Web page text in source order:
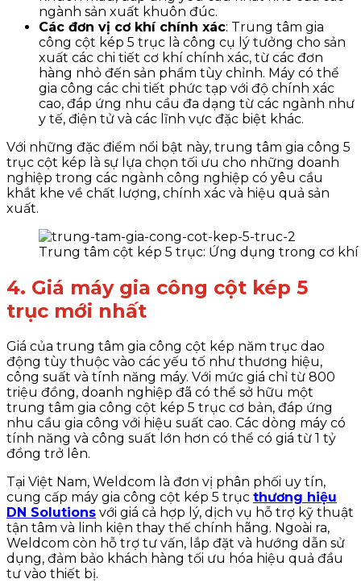
ngành sản xuất khuôn đúc.
Các đơn vị cơ khí chính xác: Trung tâm gia
công cột kép 5 trục là công cụ lý tưởng cho sản
xuất các chi tiết cơ khí chính xác, từ các đơn
hàng nhỏ đến sản phẩm tùy chỉnh. Máy có thể
gia công các chi tiết phức tạp với độ chính xác
cao, đáp ứng nhu cầu đa dạng từ các ngành như
y tế, điện tử và các lĩnh vực đặc biệt khác.
Với những đặc điểm nổi bật này, trung tâm gia công 5
trục cột kép là sự lựa chọn tối ưu cho những doanh
nghiệp trong các ngành công nghiệp có yêu cầu
khắt khe về chất lượng, chính xác và hiệu quả sản
xuất.
Trung tâm cột kép 5 trục: Ứng dụng trong cơ
4. Giá máy gia công cột kép 5
trục mới nhất
Giá của trung tâm gia công cột kép năm trục dao
động tùy thuộc vào các yếu tố như thương hiệu,
công suất và tính năng máy. Với mức giá chỉ từ 800
triệu đồng, doanh nghiệp đã có thể sở hữu một
trung tâm gia công cột kép 5 trục cơ bản, đáp ứng
nhu cầu gia công với hiệu suất cao. Các dòng máy có
tính năng và công suất lớn hơn có thể có giá từ 1 tỷ
đồng trở lên.
Tại Việt Nam, Weldcom là đơn vị phân phối uy tín,
cung cấp máy gia công cột kép 5 trục thương hiệu
DN Solutions với giá cả hợp lý, dịch vụ hỗ trợ kỹ thuật
tận tâm và linh kiện thay thế chính hãng. Ngoài ra,
Weldcom còn hỗ trợ tư vấn, lắp đặt và hướng dẫn sử
dụng, đảm bảo khách hàng tối ưu hóa hiệu quả đầu
tư vào thiết bị.